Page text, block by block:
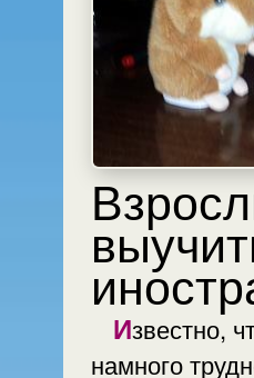
Взрослым
Известно, что взрослым бывает
намного